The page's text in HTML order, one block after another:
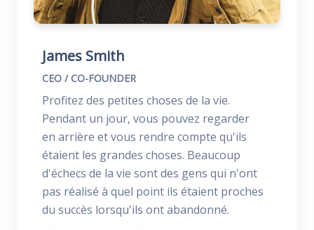
James Smith
CEO / CO-FOUNDER
Profitez des petites choses de la vie.
Pendant un jour, vous pouvez regarder
en arrière et vous rendre compte qu'ils
étaient les grandes choses. Beaucoup
d'échecs de la vie sont des gens qui n'ont
pas réalisé à quel point ils étaient proches
du succès lorsqu'ils ont abandonné.